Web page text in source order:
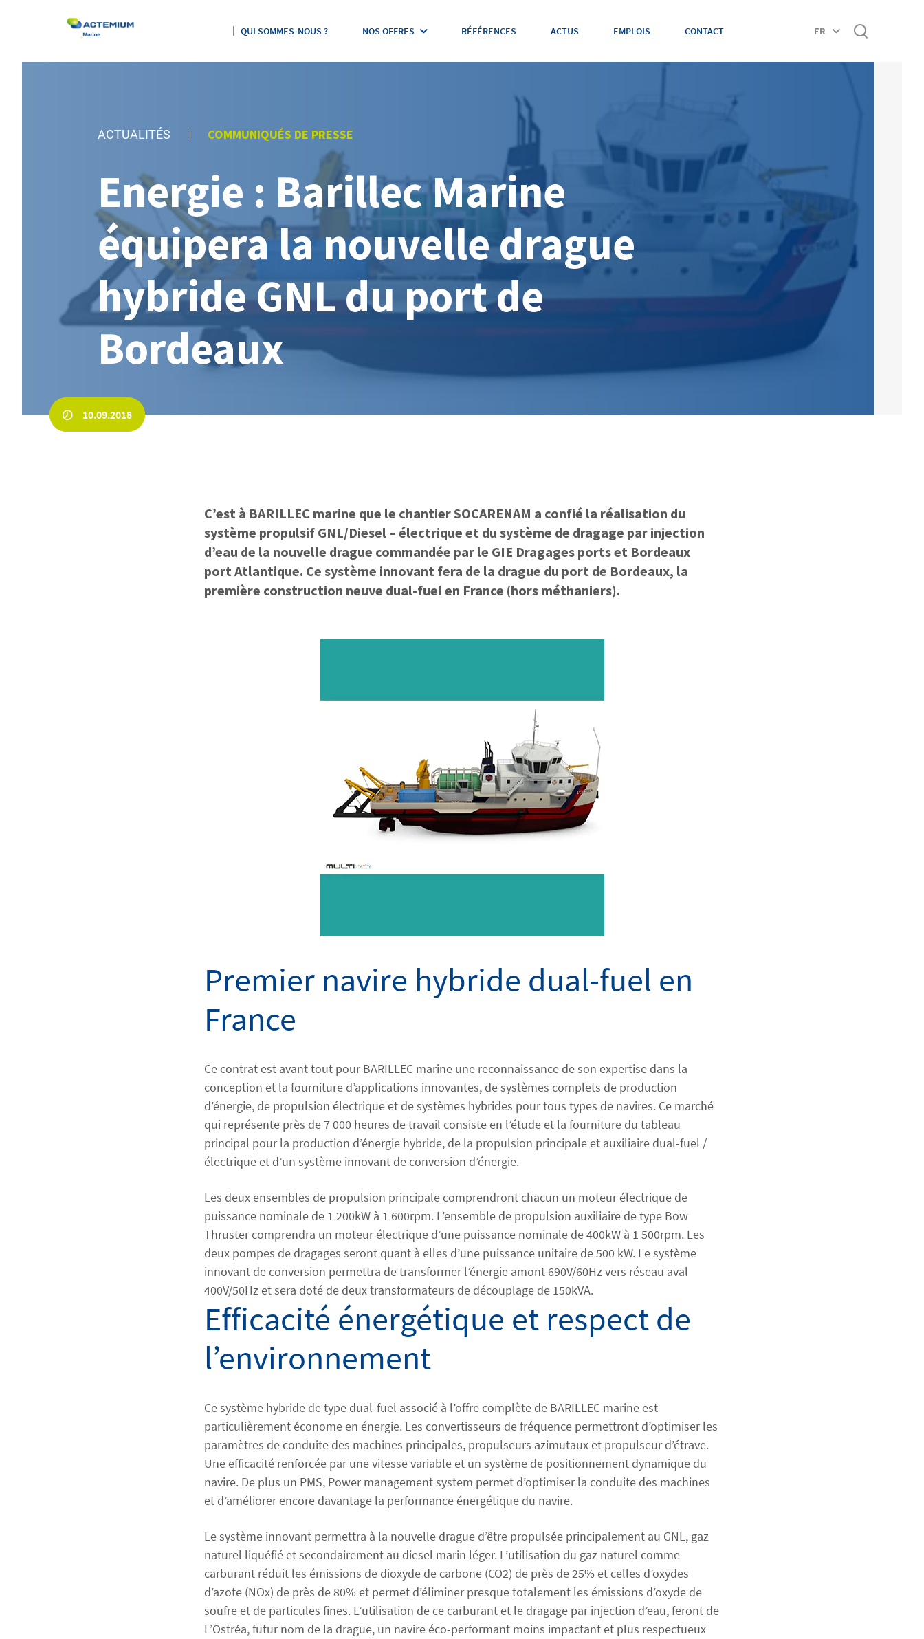
QUI SOMMES-NOUS ? NOS OFFRES RÉFÉRENCES ACTUS EMPLOIS CONTACT FR
ACTUALITÉS COMMUNIQUÉS DE PRESSE
Energie : Barillec Marine
équipera la nouvelle drague
hybride GNL du port de
Bordeaux
10.09.2018
C’est à BARILLEC marine que le chantier SOCARENAM a confié la réalisation du
système propulsif GNL/Diesel – électrique et du système de dragage par injection
d’eau de la nouvelle drague commandée par le GIE Dragages ports et Bordeaux
port Atlantique. Ce système innovant fera de la drague du port de Bordeaux, la
première construction neuve dual-fuel en France (hors méthaniers).
Premier navire hybride dual-fuel en
France
Ce contrat est avant tout pour BARILLEC marine une reconnaissance de son expertise dans la
conception et la fourniture d’applications innovantes, de systèmes complets de production
d’énergie, de propulsion électrique et de systèmes hybrides pour tous types de navires. Ce marché
qui représente près de 7 000 heures de travail consiste en l’étude et la fourniture du tableau
principal pour la production d’énergie hybride, de la propulsion principale et auxiliaire dual-fuel /
électrique et d’un système innovant de conversion d’énergie.
Les deux ensembles de propulsion principale comprendront chacun un moteur électrique de
puissance nominale de 1 200kW à 1 600rpm. L’ensemble de propulsion auxiliaire de type Bow
Thruster comprendra un moteur électrique d’une puissance nominale de 400kW à 1 500rpm. Les
deux pompes de dragages seront quant à elles d’une puissance unitaire de 500 kW. Le système
innovant de conversion permettra de transformer l’énergie amont 690V/60Hz vers réseau aval
400V/50Hz et sera doté de deux transformateurs de découplage de 150kVA.
Efficacité énergétique et respect de
l’environnement
Ce système hybride de type dual-fuel associé à l’offre complète de BARILLEC marine est
particulièrement économe en énergie. Les convertisseurs de fréquence permettront d’optimiser les
paramètres de conduite des machines principales, propulseurs azimutaux et propulseur d’étrave.
Une efficacité renforcée par une vitesse variable et un système de positionnement dynamique du
navire. De plus un PMS, Power management system permet d’optimiser la conduite des machines
et d’améliorer encore davantage la performance énergétique du navire.
Le système innovant permettra à la nouvelle drague d’être propulsée principalement au GNL, gaz
naturel liquéfié et secondairement au diesel marin léger. L’utilisation du gaz naturel comme
carburant réduit les émissions de dioxyde de carbone (CO2) de près de 25% et celles d’oxydes
d’azote (NOx) de près de 80% et permet d’éliminer presque totalement les émissions d’oxyde de
soufre et de particules fines. L’utilisation de ce carburant et le dragage par injection d’eau, feront de
L’Ostréa, futur nom de la drague, un navire éco-performant moins impactant et plus respectueux